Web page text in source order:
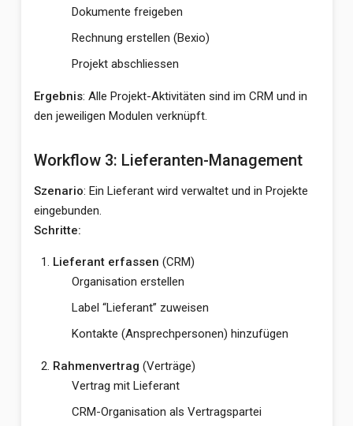
Dokumente freigeben
Rechnung erstellen (Bexio)
Projekt abschliessen
Ergebnis: Alle Projekt-Aktivitäten sind im CRM und in
den jeweiligen Modulen verknüpft.
Workflow 3: Lieferanten-Management
Szenario: Ein Lieferant wird verwaltet und in Projekte
eingebunden.
Schritte:
Lieferant erfassen (CRM)
Organisation erstellen
Label “Lieferant” zuweisen
Kontakte (Ansprechpersonen) hinzufügen
Rahmenvertrag (Verträge)
Vertrag mit Lieferant
CRM-Organisation als Vertragspartei